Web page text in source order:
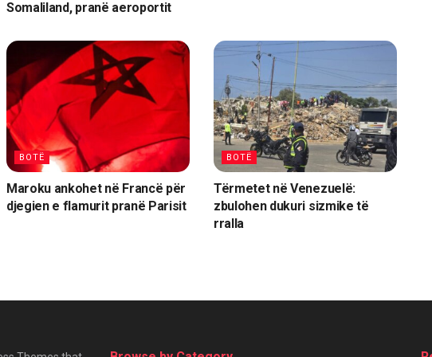
Somaliland, pranë aeroportit
BOTË
Maroku ankohet në Francë për
djegien e flamurit pranë Parisit
BOTË
Tërmetet në Venezuelë:
zbulohen dukuri sizmike të
rralla